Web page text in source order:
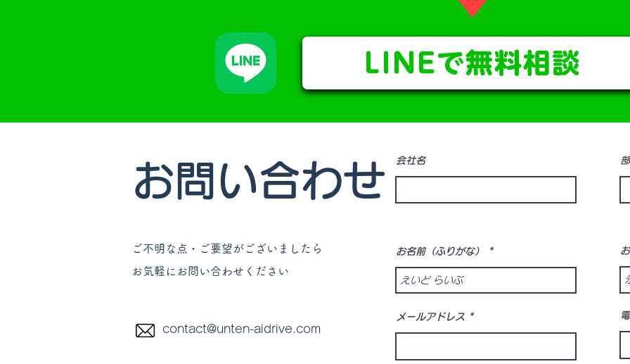
LINEで無料相談
会社名
お名前（ふりがな）
メールアドレス
お問い合わせ
​ご不明な点・ご要望がございましたら
お気軽にお問い合わせください
contact@unten-aidrive.com